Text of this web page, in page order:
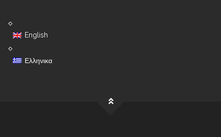
English
Ελληνικα